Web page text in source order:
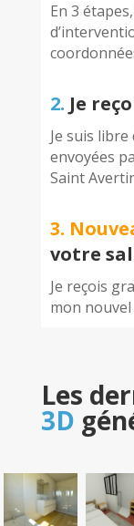
En 3
2. Je
Je suis
envoyées
Saint
3.
votre
Je reçois
mon
Les
3D